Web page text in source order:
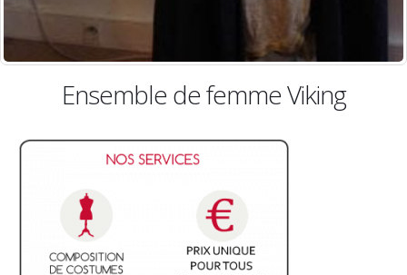
de femme Viking